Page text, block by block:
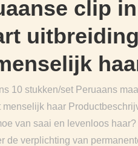
clip in
10 stukken/set Peruaans
haar
van saai en levenloos
de verplichting van